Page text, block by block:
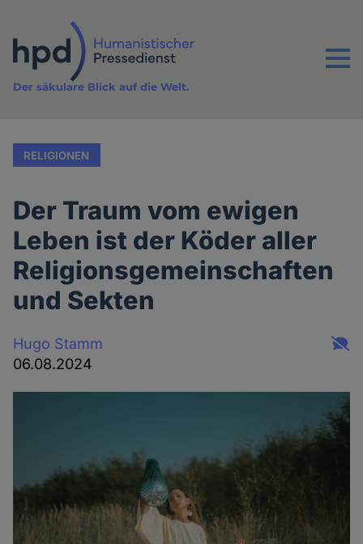
Inhalt
Menu
Der säkulare Blick auf die Welt.
RELIGIONEN
Der Traum vom ewigen
Leben ist der Köder aller
Religionsgemeinschaften
und Sekten
Hugo Stamm
06.08.2024